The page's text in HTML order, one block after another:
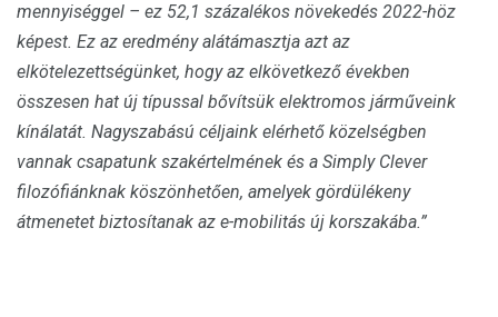
mennyiséggel – ez 52,1 százalékos növekedés 2022-höz
képest. Ez az eredmény alátámasztja azt az
elkötelezettségünket, hogy az elkövetkező években
összesen hat új típussal bővítsük elektromos járműveink
kínálatát. Nagyszabású céljaink elérhető közelségben
vannak csapatunk szakértelmének és a Simply Clever
filozófiánknak köszönhetően, amelyek gördülékeny
átmenetet biztosítanak az e-mobilitás új korszakába.”